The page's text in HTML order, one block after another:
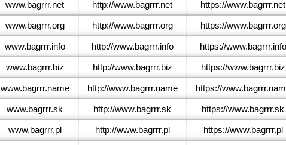
www.bagrrr.net http://www.bagrrr.net https://www.bagrrr.net
www.bagrrr.org http://www.bagrrr.org https://www.bagrrr.org
www.bagrrr.info http://www.bagrrr.info https://www.bagrrr.info
www.bagrrr.biz http://www.bagrrr.biz https://www.bagrrr.biz
www.bagrrr.name http://www.bagrrr.name https://
www.bagrrr.sk http://www.bagrrr.sk https://www.bagrrr.sk
www.bagrrr.pl http://www.bagrrr.pl https://www.bagrrr.pl